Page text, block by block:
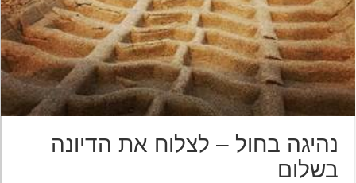
נהיגה בחול – לצלוח את הדיונה
בשלום